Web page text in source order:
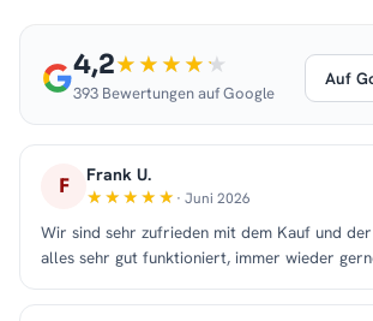
4,2
393 Bewertungen auf Google
Auf
F Frank U.
· Juni 2026
Wir sind sehr zufrieden mit dem Kauf und
alles sehr gut funktioniert, immer wieder